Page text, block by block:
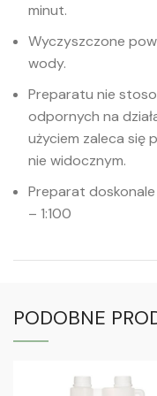
minut.
Wyczyszczone
wody.
Preparatu nie
odpornych na
użyciem zaleca się
nie widocznym.
Preparat doskonale
– 1:100
PODOBNE